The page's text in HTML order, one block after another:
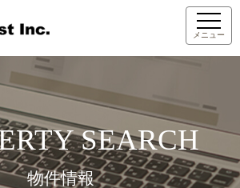
メニュー
SEARCH
物件情報